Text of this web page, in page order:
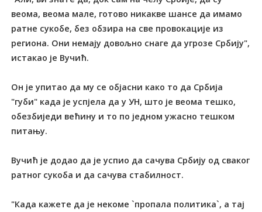
веома, веома мале, готово никакве шансе да имамо
ратне сукобе, без обзира на све провокације из
региона. Они немају довољно снаге да угрозе Србију",
истакао је Вучић.
Он је упитао да му се објасни како то да Србија
"губи" када је успјела да у УН, што је веома тешко,
обезбиједи већину и то по једном ужасно тешком
питању.
Вучић је додао да је успио да сачува Србију од сваког
ратног сукоба и да сачува стабилност.
"Када кажете да је некоме `пропала политика`, а тај